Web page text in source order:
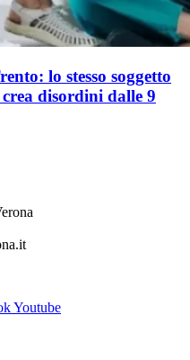
lo stesso soggetto
disordini dalle 9
Youtube